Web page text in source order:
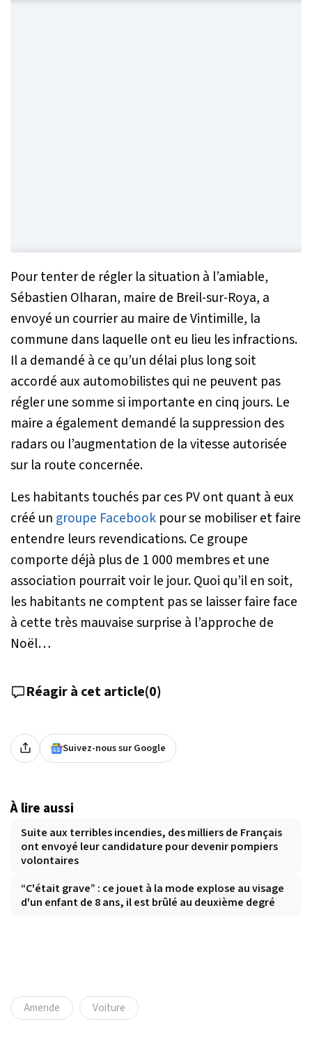
Pour tenter de régler la situation à l’amiable,
Sébastien Olharan, maire de Breil-sur-Roya, a
envoyé un courrier au maire de Vintimille, la
commune dans laquelle ont eu lieu les infractions.
Il a demandé à ce qu’un délai plus long soit
accordé aux automobilistes qui ne peuvent pas
régler une somme si importante en cinq jours. Le
maire a également demandé la suppression des
radars ou l’augmentation de la vitesse autorisée
sur la route concernée.
Les habitants touchés par ces PV ont quant à eux
créé un groupe Facebook pour se mobiliser et faire
entendre leurs revendications. Ce groupe
comporte déjà plus de 1 000 membres et une
association pourrait voir le jour. Quoi qu’il en soit,
les habitants ne comptent pas se laisser faire face
à cette très mauvaise surprise à l’approche de
Noël…
Réagir à cet article(0)
Suivez-nous sur Google
À lire aussi
Suite aux terribles incendies, des milliers de Français
ont envoyé leur candidature pour devenir pompiers
volontaires
“C'était grave” : ce jouet à la mode explose au visage
d'un enfant de 8 ans, il est brûlé au deuxième degré
Amende Voiture